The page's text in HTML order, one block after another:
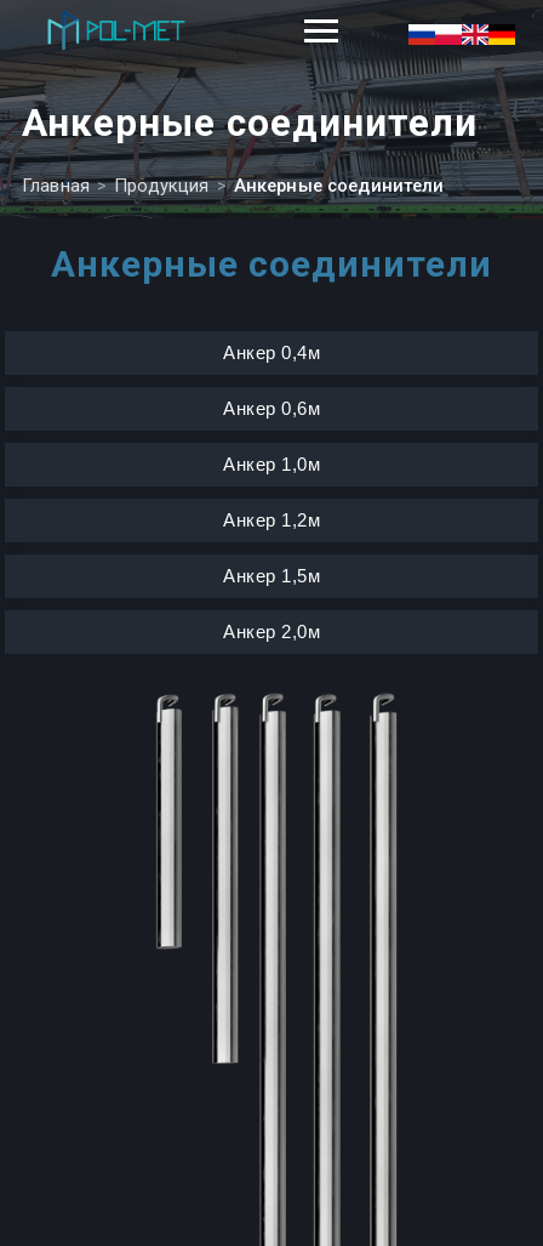
Анкерные соединители
Главная > Продукция > Анкерные соединители
Анкерные соединители
Анкер 0,4м
Анкер 0,6м
Анкер 1,0м
Анкер 1,2м
Анкер 1,5м
Анкер 2,0м